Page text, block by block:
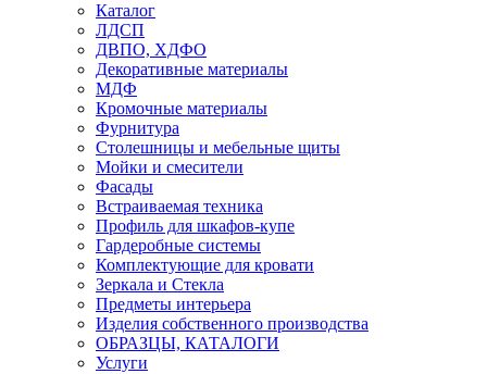
Каталог
ЛДСП
ДВПО, ХДФО
Декоративные материалы
МДФ
Кромочные материалы
Фурнитура
Столешницы и мебельные щиты
Мойки и смесители
Фасады
Встраиваемая техника
Профиль для шкафов-купе
Гардеробные системы
Комплектующие для кровати
Зеркала и Стекла
Предметы интерьера
Изделия собственного производства
ОБРАЗЦЫ, КАТАЛОГИ
Услуги